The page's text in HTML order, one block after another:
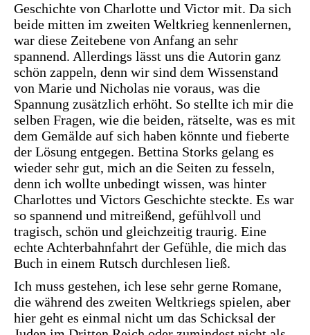
Geschichte von Charlotte und Victor mit. Da sich
beide mitten im zweiten Weltkrieg kennenlernen,
war diese Zeitebene von Anfang an sehr
spannend. Allerdings lässt uns die Autorin ganz
schön zappeln, denn wir sind dem Wissenstand
von Marie und Nicholas nie voraus, was die
Spannung zusätzlich erhöht. So stellte ich mir die
selben Fragen, wie die beiden, rätselte, was es mit
dem Gemälde auf sich haben könnte und fieberte
der Lösung entgegen. Bettina Storks gelang es
wieder sehr gut, mich an die Seiten zu fesseln,
denn ich wollte unbedingt wissen, was hinter
Charlottes und Victors Geschichte steckte. Es war
so spannend und mitreißend, gefühlvoll und
tragisch, schön und gleichzeitig traurig. Eine
echte Achterbahnfahrt der Gefühle, die mich das
Buch in einem Rutsch durchlesen ließ.
Ich muss gestehen, ich lese sehr gerne Romane,
die während des zweiten Weltkriegs spielen, aber
hier geht es einmal nicht um das Schicksal der